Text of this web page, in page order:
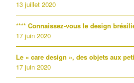
13 juillet 2020
**** Connaissez-vous le design
17 juin 2020
Le « care design », des objets aux
17 juin 2020